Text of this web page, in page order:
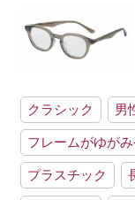
クラシック 男
フレームがゆが
プラスチック